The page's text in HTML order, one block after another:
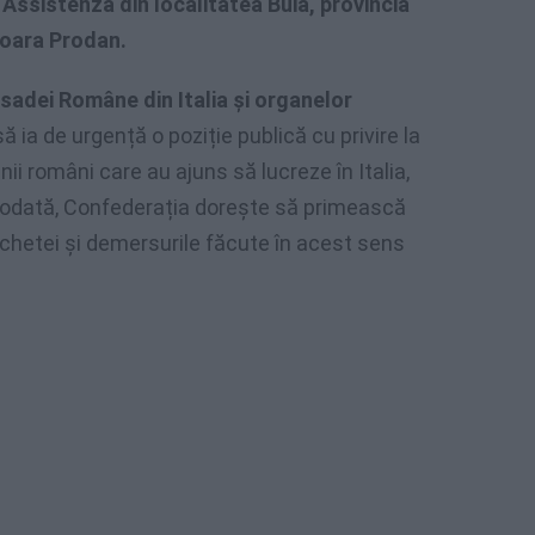
Prodan.
Române din Italia și organelor
ia de urgență o poziție publică cu privire la
români care au ajuns să lucreze în Italia,
Confederația dorește să primească
și demersurile făcute în acest sens